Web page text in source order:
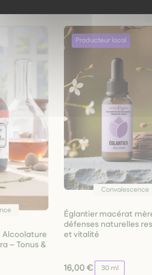
Alcoolature
– Tonus &
Convalescence
Églantier macérat
défenses naturelles
et vitalité
16,00 € 30 ml